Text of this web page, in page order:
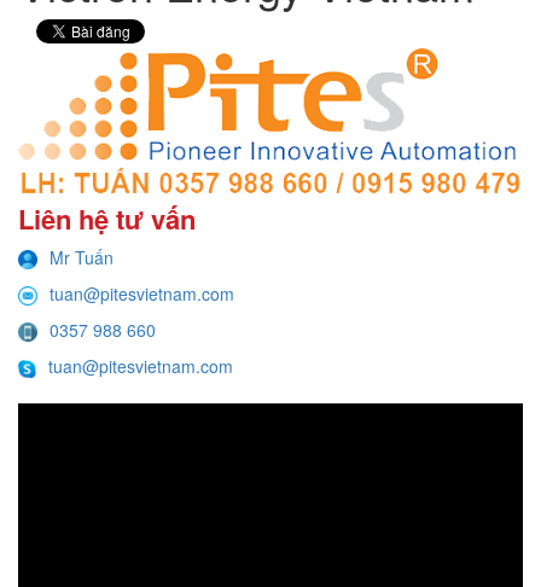
Liên hệ tư vấn
Mr Tuấn
tuan@pitesvietnam.com
0357 988 660
tuan@pitesvietnam.com